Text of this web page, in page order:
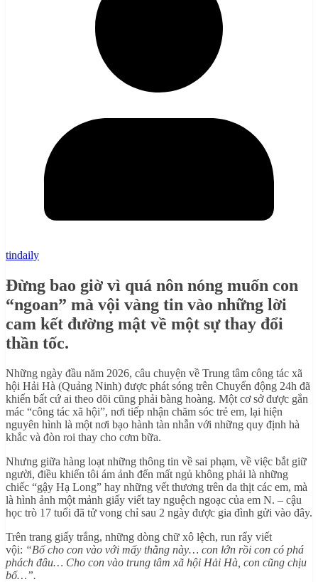
tindaily
Đừng bao giờ vì quá nôn nóng muốn con
“ngoan” mà vội vàng tin vào những lời
cam kết đường mật về một sự thay đổi
thần tốc.
Những ngày đầu năm 2026, câu chuyện về Trung tâm công tác xã
hội Hải Hà (Quảng Ninh) được phát sóng trên Chuyển động 24h đã
khiến bất cứ ai theo dõi cũng phải bàng hoàng. Một cơ sở được gắn
mác “công tác xã hội”, nơi tiếp nhận chăm sóc trẻ em, lại hiện
nguyên hình là một nơi bạo hành tàn nhẫn với những quy định hà
khắc và đòn roi thay cho cơm bữa.
Nhưng giữa hàng loạt những thông tin về sai phạm, về việc bắt giữ
người, điều khiến tôi ám ảnh đến mất ngủ không phải là những
chiếc “gậy Hạ Long” hay những vết thương trên da thịt các em, mà
là hình ảnh một mảnh giấy viết tay nguệch ngoạc của em N. – cậu
học trò 17 tuổi đã tử vong chỉ sau 2 ngày được gia đình gửi vào đây.
Trên trang giấy trắng, những dòng chữ xô lệch, run rẩy viết
vội: “Bố cho con vào với mấy thằng này… con lớn rồi con có phá
phách đâu… Cho con vào trung tâm xã hội Hải Hà, con cũng chịu
bố…”.